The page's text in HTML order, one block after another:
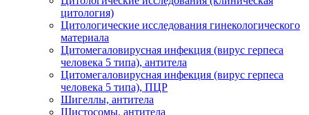
цитология)
Цитологические исследования гинекологического
материала
Цитомегаловирусная инфекция (вирус герпеса
человека 5 типа), антитела
Цитомегаловирусная инфекция (вирус герпеса
человека 5 типа), ПЦР
Шигеллы, антитела
Шистосомы, антитела